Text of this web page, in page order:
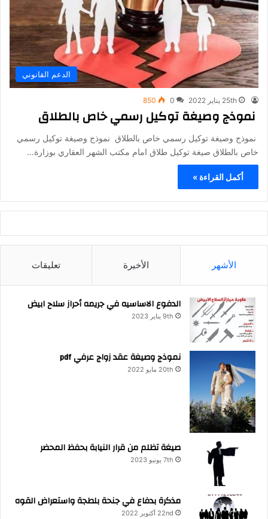
الدعم القانوني
25th يناير 2022 0
850
نموذج وصيغة توكيل رسمي خاص بالطلاق
نموذج وصيغة توكيل رسمي خاص بالطلاق نموذج وصيغة توكيل رسمي
خاص بالطلاق صيغة توكيل طلاق امام مكتب الشهر العقاري بوزارة…
أكمل القراءة »
الأشهر الأخيرة تعليقات
الدفوع الاساسيه في جريمه أحراز سلاح ابيض
9th يناير 2023
نموذج وصيغة عقد زواج عرفي pdf
20th مايو 2022
صيغة تظلم من قرار النيابة بحفظ المحضر
7th يونيو 2023
مذكرة بدفاع في جنحة بلطجة واستعراض القوه
22nd أكتوبر 2022